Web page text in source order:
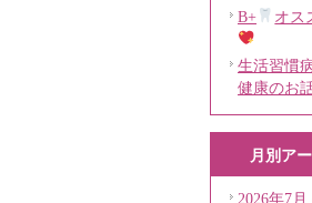
B+
オス
生活習慣
健康のお
月別ア
2026年7月